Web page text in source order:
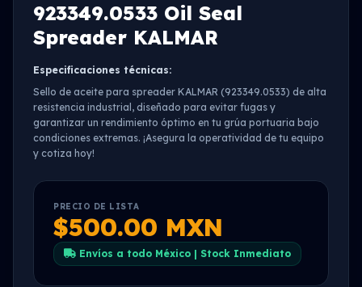
923349.0533 Oil Seal
Spreader KALMAR
Especificaciones técnicas:
Sello de aceite para spreader KALMAR (923349.0533) de alta
resistencia industrial, diseñado para evitar fugas y
garantizar un rendimiento óptimo en tu grúa portuaria bajo
condiciones extremas. ¡Asegura la operatividad de tu equipo
y cotiza hoy!
PRECIO DE LISTA
$500.00 MXN
Envíos a todo México | Stock Inmediato